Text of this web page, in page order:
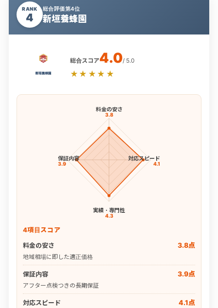
RANK
4
総合評価第4位
新垣養蜂園
総合スコア4.0/ 5.0
★★★★★
料金の安さ
3.8
対応スピード
4.1
実績・専門性
4.3
保証内容
3.9
4項目スコア
料金の安さ
3.8点
地域相場に即した適正価格
保証内容 3.9点
アフター点検つきの長期保証
対応スピード 4.1点